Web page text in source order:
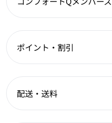
ポイント・割引
配送・送料